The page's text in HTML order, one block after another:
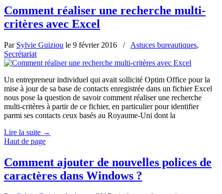
Comment réaliser une recherche multi-
critères avec Excel
Par Sylvie Guiziou le 9 février 2016 / Astuces bureautiques,
Secrétariat
Un entrepreneur individuel qui avait sollicité Optim Office pour la
mise à jour de sa base de contacts enregistrée dans un fichier Excel
nous pose la question de savoir comment réaliser une recherche
multi-critères à partir de ce fichier, en particulier pour identifier
parmi ses contacts ceux basés au Royaume-Uni dont la
Lire la suite →
Haut de page
Comment ajouter de nouvelles polices de
caractères dans Windows ?